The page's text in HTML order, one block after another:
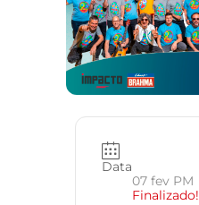
Data
07 fev PM
Finalizado!